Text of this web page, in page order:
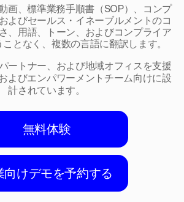
画、標準業務手順書（SOP）、コンプ
よびセールス・イネーブルメントのコ
、用語、トーン、およびコンプライア
となく、複数の言語に翻訳します。
ートナー、および地域オフィスを支援
よびエンパワーメントチーム向けに設
計されています。
無料体験
向けデモを予約する